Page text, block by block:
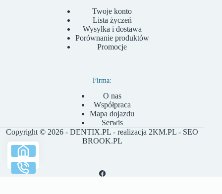
Twoje konto
Lista życzeń
Wysyłka i dostawa
Porównanie produktów
Promocje
Firma:
O nas
Współpraca
Mapa dojazdu
Serwis
Copyright © 2026 - DENTIX.PL - realizacja 2KM.PL - SEO
BROOK.PL